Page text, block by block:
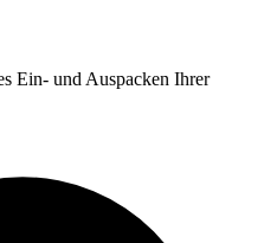
Ein- und Auspacken Ihrer